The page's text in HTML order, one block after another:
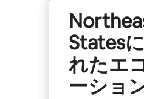
States
れたエ
ーショ